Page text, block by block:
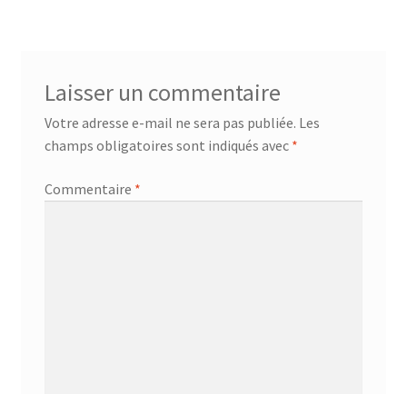
Laisser un commentaire
Votre adresse e-mail ne sera pas publiée. Les
champs obligatoires sont indiqués avec *
Commentaire *